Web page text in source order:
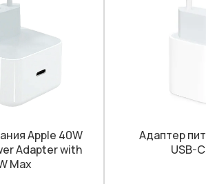
Apple 40W
Adapter with
Max
Адаптер
USB-